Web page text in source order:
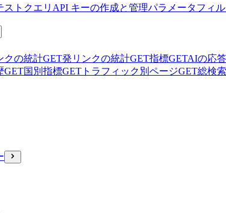
ストクエリ API キーの作成と管理パラメータフィ
クの統計GET発リンクの統計GET指標GETAIの応
GET国別指標GET トラフィック別ページGET総検